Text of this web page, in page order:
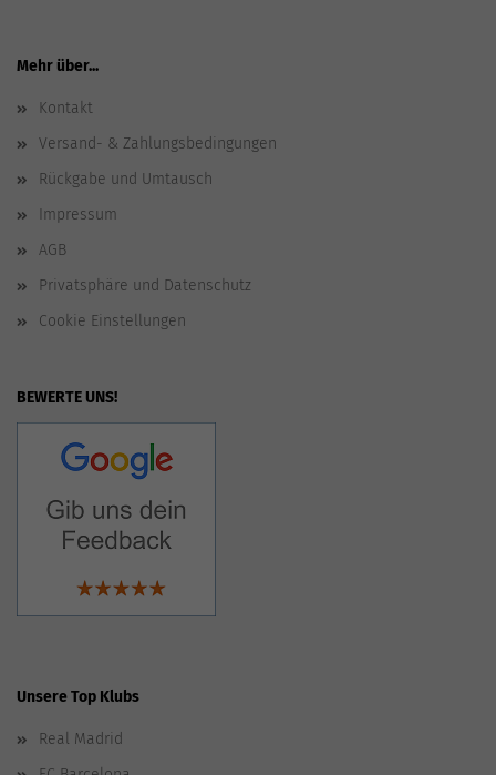
Mehr über...
Kontakt
Versand- & Zahlungsbedingungen
Rückgabe und Umtausch
Impressum
AGB
Privatsphäre und Datenschutz
Cookie Einstellungen
BEWERTE UNS!
Unsere Top Klubs
Real Madrid